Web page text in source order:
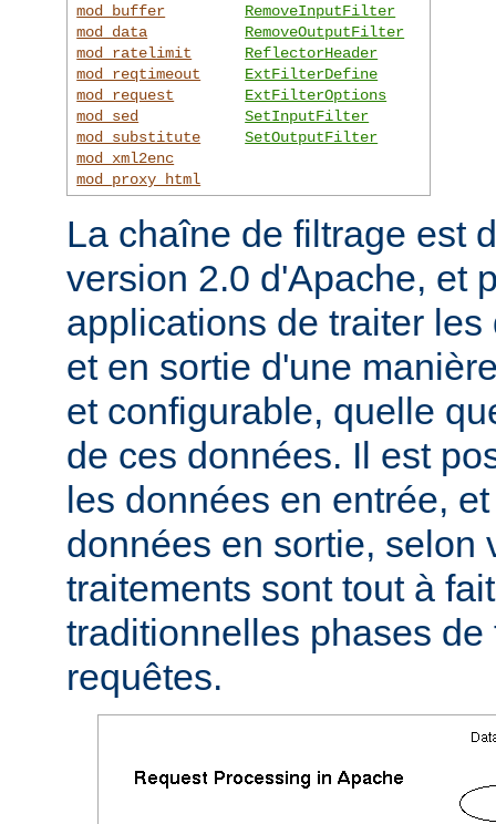
mod_buffer
mod_data
mod_ratelimit
mod_reqtimeout
mod_request
mod_sed
mod_substitute
mod_xml2enc
mod_proxy_html
RemoveInputFilter
RemoveOutputFilter
ReflectorHeader
ExtFilterDefine
ExtFilterOptions
SetInputFilter
SetOutputFilter
La chaîne de filtrage est
version 2.0 d'Apache, et
applications de traiter
et en sortie d'une
et configurable, quelle
de ces données. Il est
les données en entrée,
données en sortie, selon
traitements sont tout à
traditionnelles phases de
requêtes.